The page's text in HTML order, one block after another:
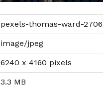
pexels-thomas-ward-
image/jpeg
6240 x 4160 pixels
3.3 MB